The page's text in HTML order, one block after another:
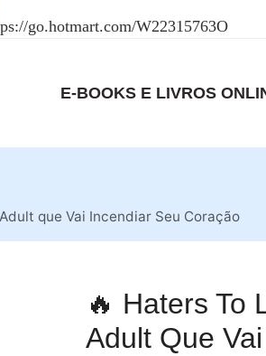
E-BOOKS E LIVROS
que Vai Incendiar Seu Coração
🔥 Haters To
Adult Que